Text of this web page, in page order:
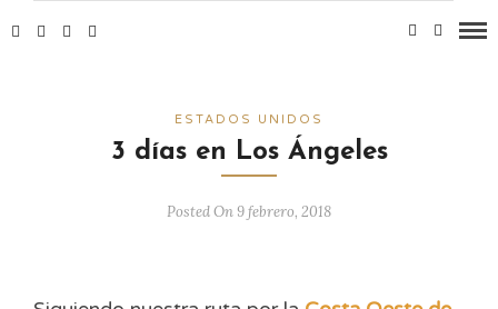
ESTADOS UNIDOS
3 días en Los Ángeles
Posted On 9 febrero, 2018